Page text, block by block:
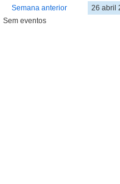
Semana anterior
26 abril
Sem eventos